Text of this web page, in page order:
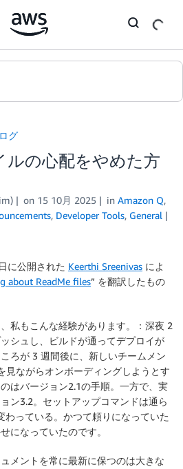
グ
ルの心配をやめた方
on 15 10月 2025 in Amazon Q,
, Developer Tools, General
に公開された Keerthi Sreenivas によ
about ReadMe files” を翻訳したもの
私もこんな経験があります。：深夜 2
シュし、ビルドが通ってデプロイが
ろが 3 週間後に、新しいチームメン
見ながらオンボーディングしようとす
はバージョン2.1の手順。一方で、実
ン3.2。セットアップコマンドは通ら
わっている。かつて頼りになっていた
になっていたのです。
メントを常に最新に保つのは大きな